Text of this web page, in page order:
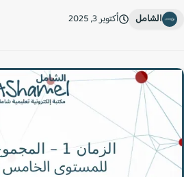
الشامل أكتوبر 3, 2025